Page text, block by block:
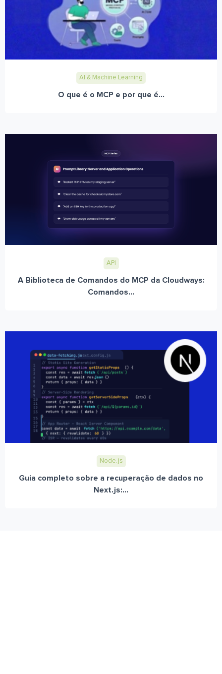
AI & Machine Learning
O que é o MCP e por que é...
API
A Biblioteca de Comandos do MCP da Cloudways:
Comandos...
Node.js
Guia completo sobre a recuperação de dados no
Next.js:...